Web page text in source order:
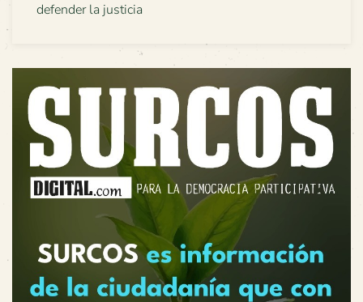
defender la justicia